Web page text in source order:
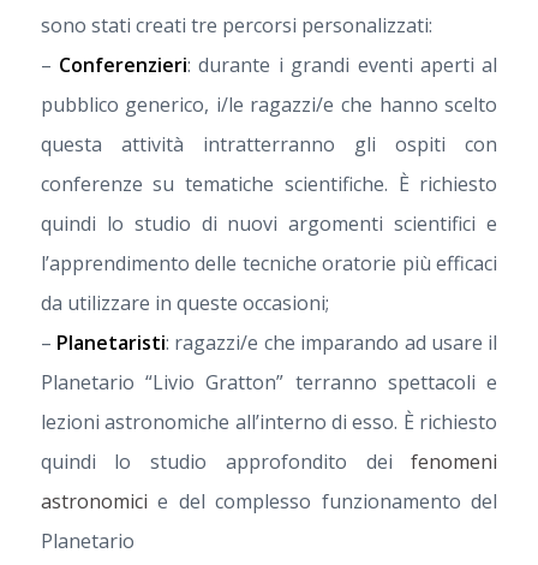
sono stati creati tre percorsi personalizzati:
– Conferenzieri: durante i grandi eventi aperti al
pubblico generico, i/le ragazzi/e che hanno scelto
questa attività intratterranno gli ospiti con
conferenze su tematiche scientifiche. È richiesto
quindi lo studio di nuovi argomenti scientifici e
l’apprendimento delle tecniche oratorie più efficaci
da utilizzare in queste occasioni;
– Planetaristi: ragazzi/e che imparando ad usare il
Planetario “Livio Gratton” terranno spettacoli e
lezioni astronomiche all’interno di esso. È richiesto
quindi lo studio approfondito deifenomeni
astronomici e del complesso funzionamento del
Planetario